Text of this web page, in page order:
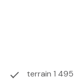
terrain 1 495